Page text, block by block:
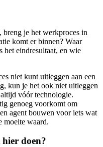
je het werkproces in
komt er binnen? Waar
het eindresultaat, en wie
niet kunt uitleggen aan een
kun je het ook niet uitleggen
altijd vóór technologie.
genoeg voorkomt om
agent bouwen voor iets wat
moeite waard.
doen?